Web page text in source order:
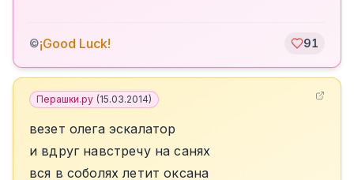
©¡Good Luck! 91
Перашки.ру (15.03.2014)
везет олега эскалатор
и вдруг навстречу на санях
вся в соболях летит оксана